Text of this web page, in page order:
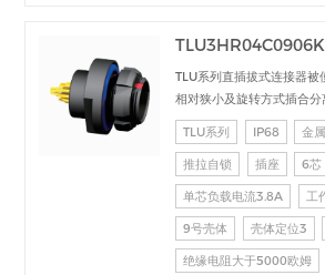
TLU3HR04C0906K
TLU系列直插拔式连接器被
相对狭小及旋转方式插合分
于电台设备、加固计算机、
备、音频视频设备、数据采
直流、高速、射频、光纤等
TLU系列 IP68 金属
推拉自锁 插座 6芯
单芯负载电流3.8A 工
9号壳体 壳体定位3
绝缘电阻大于5000欧姆